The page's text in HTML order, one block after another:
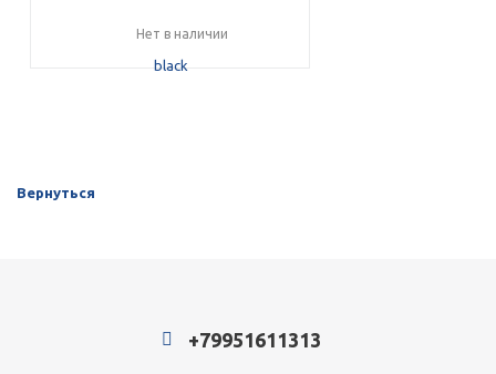
Нет в наличии
Вернуться
+79951611313